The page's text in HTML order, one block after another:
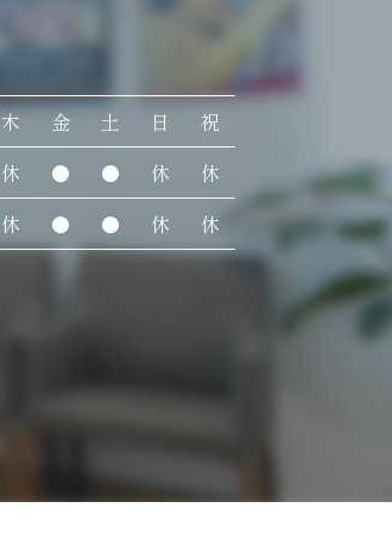
木 金 土 日
祝
休 ● ● 休
休
休 ● ● 休
休